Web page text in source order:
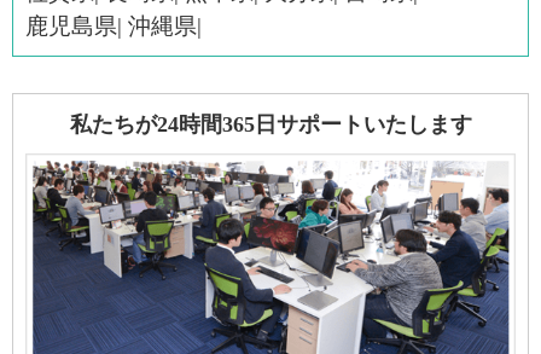
鹿児島県 沖縄県
私たちが24時間365日サポートいたします